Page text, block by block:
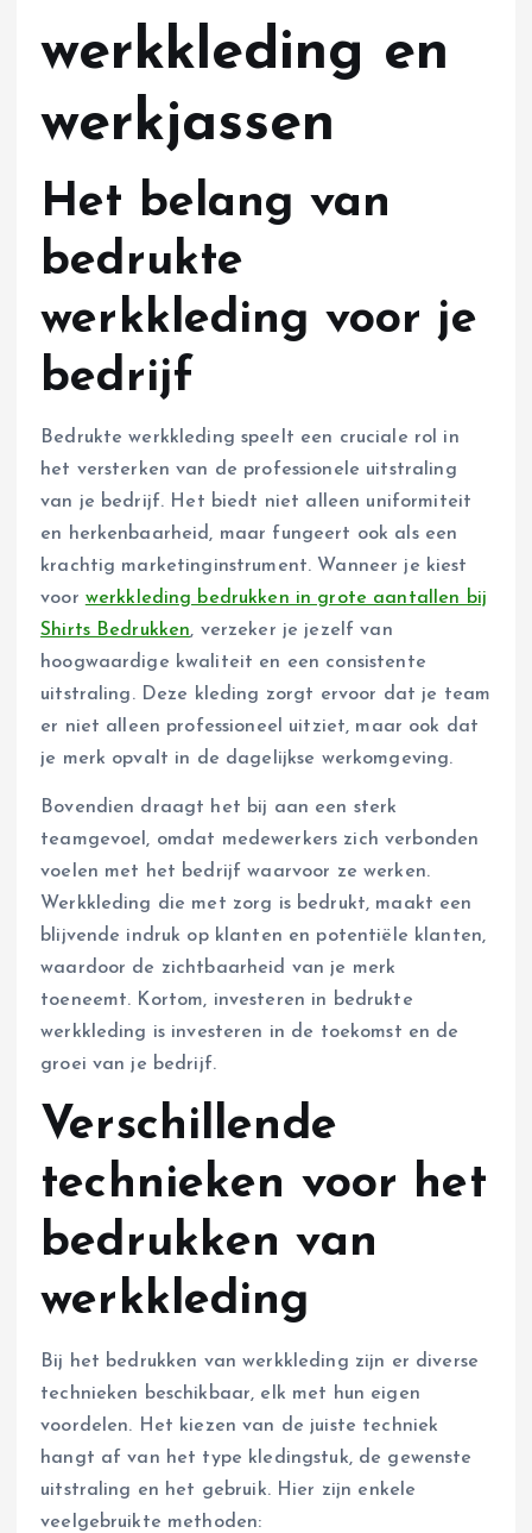
werkkleding en
werkjassen
Het belang van
bedrukte
werkkleding voor je
bedrijf
Bedrukte werkkleding speelt een cruciale rol in
het versterken van de professionele uitstraling
van je bedrijf. Het biedt niet alleen uniformiteit
en herkenbaarheid, maar fungeert ook als een
krachtig marketinginstrument. Wanneer je kiest
voor werkkleding bedrukken in grote aantallen bij
Shirts Bedrukken, verzeker je jezelf van
hoogwaardige kwaliteit en een consistente
uitstraling. Deze kleding zorgt ervoor dat je team
er niet alleen professioneel uitziet, maar ook dat
je merk opvalt in de dagelijkse werkomgeving.
Bovendien draagt het bij aan een sterk
teamgevoel, omdat medewerkers zich verbonden
voelen met het bedrijf waarvoor ze werken.
Werkkleding die met zorg is bedrukt, maakt een
blijvende indruk op klanten en potentiële klanten,
waardoor de zichtbaarheid van je merk
toeneemt. Kortom, investeren in bedrukte
werkkleding is investeren in de toekomst en de
groei van je bedrijf.
Verschillende
technieken voor het
bedrukken van
werkkleding
Bij het bedrukken van werkkleding zijn er diverse
technieken beschikbaar, elk met hun eigen
voordelen. Het kiezen van de juiste techniek
hangt af van het type kledingstuk, de gewenste
uitstraling en het gebruik. Hier zijn enkele
veelgebruikte methoden: